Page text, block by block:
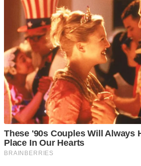
13/Jul/24
0
Autos
Geely Galaxy E5: La
que te hará soñar
No te pierdas los detalles de esta
quiere enamorar al mundo, ¡ojalá la